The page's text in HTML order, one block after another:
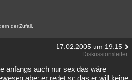
der Zufall.
17.02.2005 um 19:15
Diskussionsleiter
anfangs auch nur sex das wäre
aber er redet so,das er will keine